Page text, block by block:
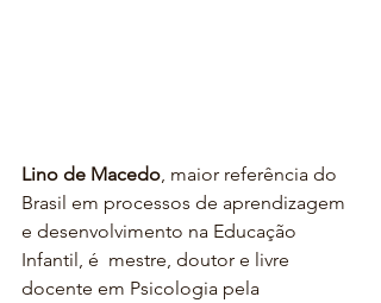
Lino de Macedo , maior referência do
Brasil em processos de aprendizagem
e desenvolvimento na Educação
Infantil, é  mestre, doutor e livre
docente em Psicologia pela